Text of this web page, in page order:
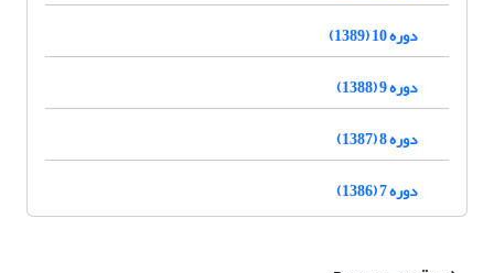
دوره 10 (1389)
دوره 9 (1388)
دوره 8 (1387)
دوره 7 (1386)